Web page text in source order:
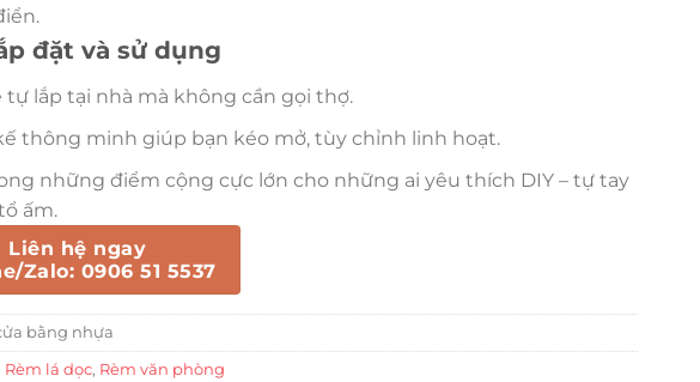
đặt và sử dụng
tự lắp tại nhà mà không cần gọi thợ.
thông minh giúp bạn kéo mở, tùy chỉnh linh hoạt.
những điểm cộng cực lớn cho những ai yêu thích DIY – tự tay
ấm.
Liên hệ ngay
Zalo: 0906 51 5537
bằng nhựa
Rèm lá dọc, Rèm văn phòng